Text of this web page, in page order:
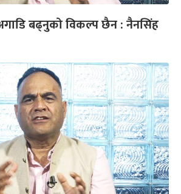
बढ्नुको विकल्प छैन : नैनसिंह